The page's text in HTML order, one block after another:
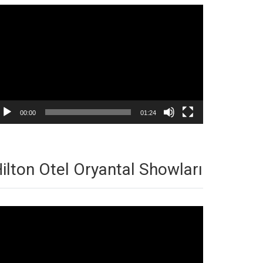
00:00 01:24
Otel Oryantal Showları